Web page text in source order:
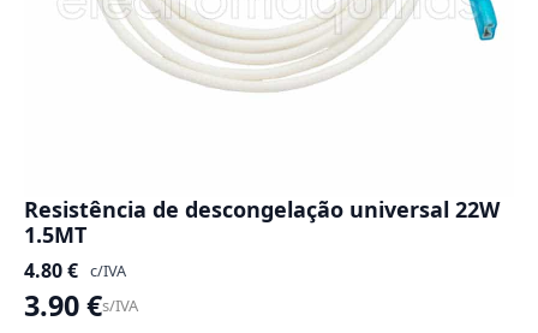
Resistência de descongelação universal 22W
1.5MT
4.80€ c/IVA
3.90€s/IVA